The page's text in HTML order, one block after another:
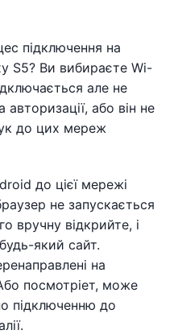
підключення на
S5? Ви вибираєте Wi-
але не
авторизації, або він не
до цих мереж
до цієї мережі
не запускається
вручну відкрийте, і
який сайт.
на
посмотріет, може
підключенню до